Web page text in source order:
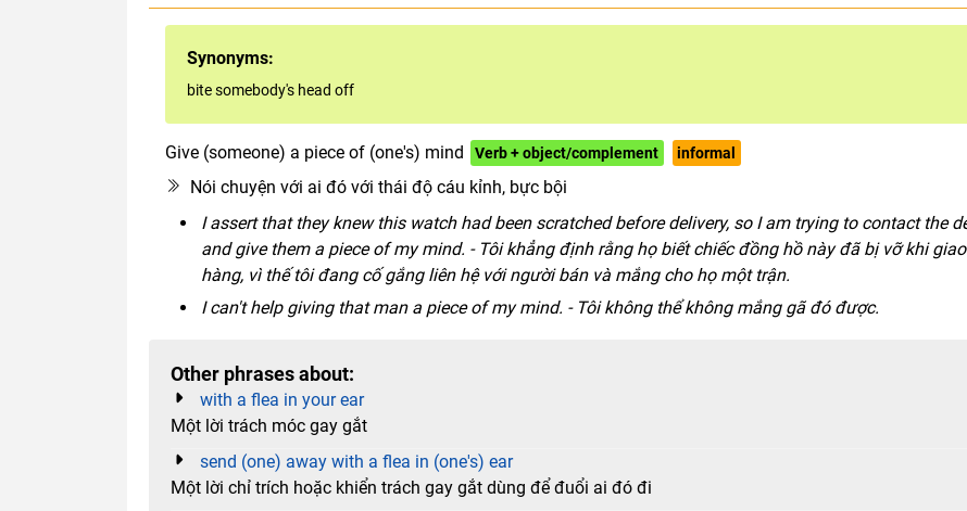
Synonyms:
bite somebody's head off
Give (someone) a piece of (one's) mind Verb + object/complement informal
Nói chuyện với ai đó với thái độ cáu kỉnh, bực bội
I assert that they knew this watch had been scratched before delivery, so I am trying to contact the
and give them a piece of my mind. - Tôi khẳng định rằng họ biết chiếc đồng hồ này đã bị vỡ khi giao
hàng, vì thế tôi đang cố gắng liên hệ với người bán và mắng cho họ một trận.
I can't help giving that man a piece of my mind. - Tôi không thể không mắng gã đó được.
Other phrases about:
with a flea in your ear
Một lời trách móc gay gắt
send (one) away with a flea in (one's) ear
Một lời chỉ trích hoặc khiển trách gay gắt dùng để đuổi ai đó đi